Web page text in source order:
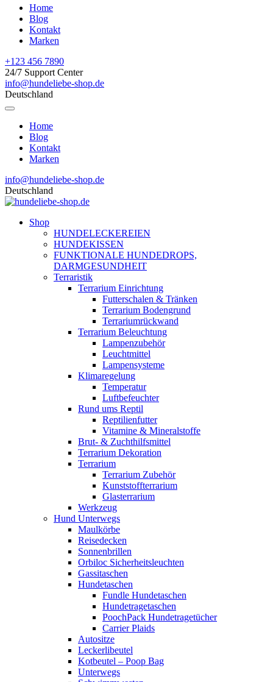
Home
Blog
Kontakt
Marken
+123 456 7890
24/7 Support Center
info@hundeliebe-shop.de
Deutschland
Home
Blog
Kontakt
Marken
info@hundeliebe-shop.de
Deutschland
Shop
HUNDELECKEREIEN
HUNDEKISSEN
FUNKTIONALE HUNDEDROPS,
DARMGESUNDHEIT
Terraristik
Terrarium Einrichtung
Futterschalen & Tränken
Terrarium Bodengrund
Terrariumrückwand
Terrarium Beleuchtung
Lampenzubehör
Leuchtmittel
Lampensysteme
Klimaregelung
Temperatur
Luftbefeuchter
Rund ums Reptil
Reptilienfutter
Vitamine & Mineralstoffe
Brut- & Zuchthilfsmittel
Terrarium Dekoration
Terrarium
Terrarium Zubehör
Kunststoffterrarium
Glasterrarium
Werkzeug
Hund Unterwegs
Maulkörbe
Reisedecken
Sonnenbrillen
Orbiloc Sicherheitsleuchten
Gassitaschen
Hundetaschen
Fundle Hundetaschen
Hundetragetaschen
PoochPack Hundetragetücher
Carrier Plaids
Autositze
Leckerlibeutel
Kotbeutel – Poop Bag
Unterwegs